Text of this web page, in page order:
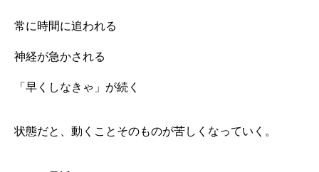
常に時間に追われる
神経が急かされる
「早くしなきゃ」が続く
状態だと、動くことそのものが苦しくなっていく。